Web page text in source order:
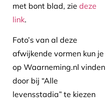
met bont blad, zie deze
link.
Foto’s van al deze
afwijkende vormen kun je
op Waarneming.nl vinden
door bij “Alle
levensstadia” te kiezen